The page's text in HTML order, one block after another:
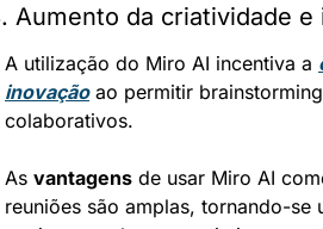
Aumento da criatividade e
A utilização do Miro AI incentiva a
inovação ao permitir
colaborativos.
As vantagens de usar Miro AI
reuniões são amplas, tornando-se